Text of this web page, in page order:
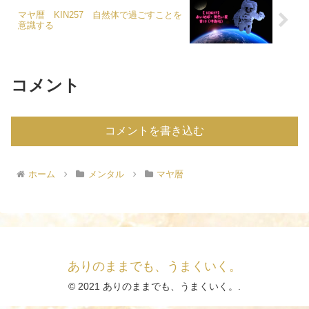
マヤ暦 KIN257 自然体で過ごすことを
意識する
コメント
コメントを書き込む
ホーム メンタル マヤ暦
ありのままでも、うまくいく。
© 2021 ありのままでも、うまくいく。.